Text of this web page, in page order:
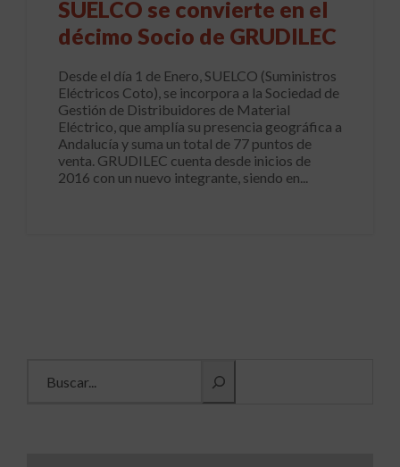
SUELCO se convierte en el
décimo Socio de GRUDILEC
Desde el día 1 de Enero, SUELCO (Suministros
Eléctricos Coto), se incorpora a la Sociedad de
Gestión de Distribuidores de Material
Eléctrico, que amplía su presencia geográfica a
Andalucía y suma un total de 77 puntos de
venta. GRUDILEC cuenta desde inicios de
2016 con un nuevo integrante, siendo en...